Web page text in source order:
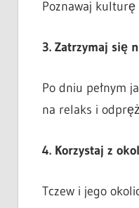
Poznawaj
3. Zatrzymaj się
Po dniu pełnym
na relaks i
4. Korzystaj z
Tczew i jego